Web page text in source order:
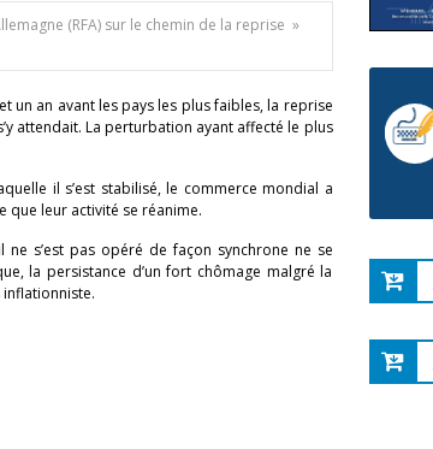
(RFA) sur le chemin de la reprise »
un an avant les pays les plus faibles, la reprise
attendait. La perturbation ayant affecté le plus
il s’est stabilisé, le commerce mondial a
que leur activité se réanime.
s’est pas opéré de façon synchrone ne se
la persistance d’un fort chômage malgré la